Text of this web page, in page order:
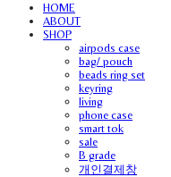
HOME
ABOUT
SHOP
airpods case
bag/ pouch
beads ring set
keyring
living
phone case
smart tok
sale
B grade
개인결제창